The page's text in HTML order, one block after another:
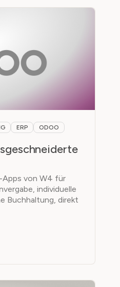
ERP ODOO
von W4 für
individuelle
Buchhaltung, direkt